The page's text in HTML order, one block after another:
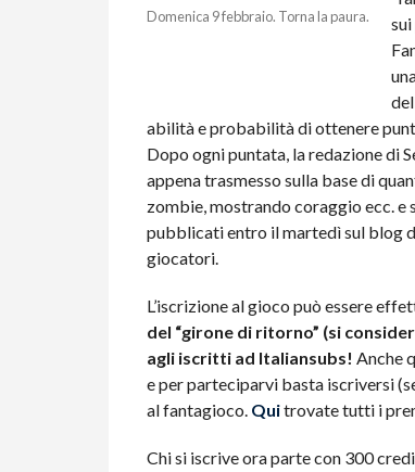
Domenica 9 febbraio. Torna la paura.
abilità e probabilità di ottenere
Dopo ogni puntata, la redazione di
appena trasmesso sulla base di
zombie, mostrando coraggio ecc. e
pubblicati entro il martedì sul blog
giocatori.
L’iscrizione al gioco può essere
del “girone di ritorno” (si
agli iscritti ad Italiansubs! Anche
e per parteciparvi basta iscriversi
al fantagioco. Quitrovate tutti i
Chi si iscrive ora parte con 300